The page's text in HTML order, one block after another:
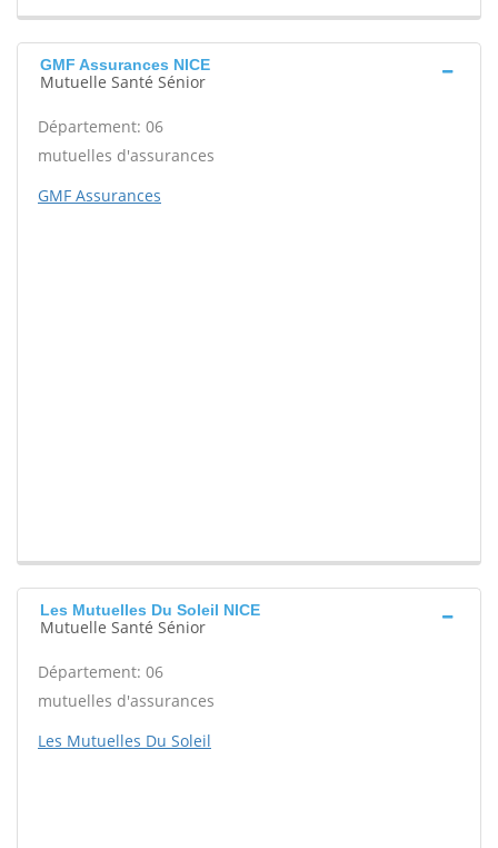
GMF Assurances NICE
Mutuelle Santé Sénior
Département: 06
mutuelles d'assurances
GMF Assurances
Les Mutuelles Du Soleil NICE
Mutuelle Santé Sénior
Département: 06
mutuelles d'assurances
Les Mutuelles Du Soleil